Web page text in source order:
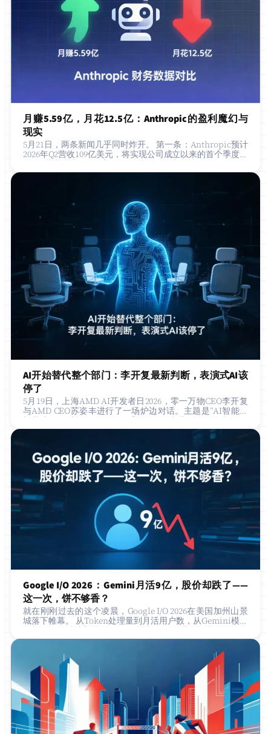
月赚5.59亿，月花12.5亿：Anthropic的盈利魔幻与
现实
5月21日，两条新闻几乎同时炸开。 第一条：Anthropic预计
2026年Q2营收109亿美元，将实现公司成立以来的首个季度盈
利——营业利润5.59亿美元。华尔街日报头版报道，投资人集
体沸腾，Ant…
AI开始替代整个部门：李开复最新判断，表演式AI该
停了
5月19日，上海AMD AI开发者日2026，零一万物CEO李开复
与AMD CEO苏姿丰进行了一场炉边对话。主题是”AI智能体
新范式”，但真正引发现场两千多名开发者共鸣的，是李…
Google I/O 2026：Gemini月活9亿，股价却跌了——
这一次，饼不够香？
就在刚刚过去的这个凌晨，Google I/O 2026在美国加州山景
城落下帷幕。 从Token处理量到月活用户数，从Gemini模型
更新到智能眼镜新品，Google拿出了一份看似极具分量的发
布清单。然…